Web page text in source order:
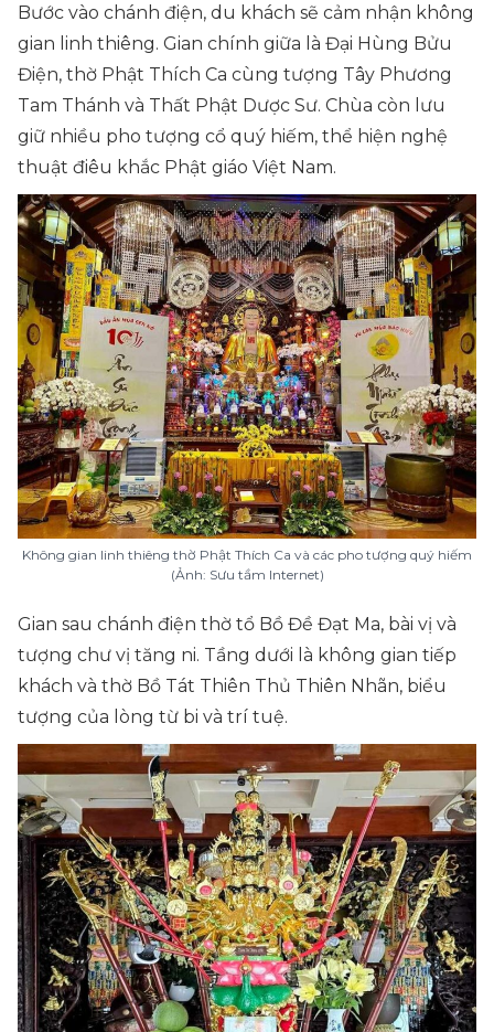
Bước vào chánh điện, du khách sẽ cảm nhận không
gian linh thiêng. Gian chính giữa là Đại Hùng Bửu
Điện, thờ Phật Thích Ca cùng tượng Tây Phương
Tam Thánh và Thất Phật Dược Sư. Chùa còn lưu
giữ nhiều pho tượng cổ quý hiếm, thể hiện nghệ
thuật điêu khắc Phật giáo Việt Nam.
Không gian linh thiêng thờ Phật Thích Ca và các pho tượng quý hiếm
(Ảnh: Sưu tầm Internet)
Gian sau chánh điện thờ tổ Bồ Đề Đạt Ma, bài vị và
tượng chư vị tăng ni. Tầng dưới là không gian tiếp
khách và thờ Bồ Tát Thiên Thủ Thiên Nhãn, biểu
tượng của lòng từ bi và trí tuệ.